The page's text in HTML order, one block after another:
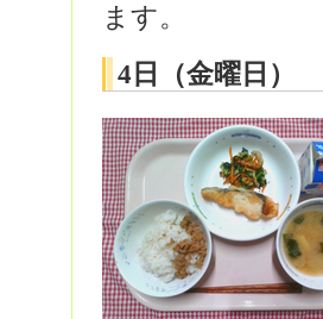
ます。
4日（金曜日）